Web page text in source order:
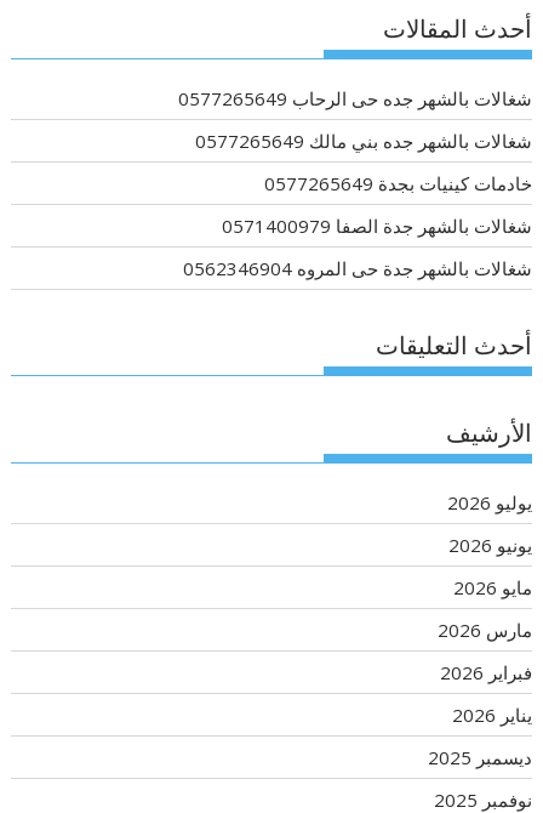
أحدث المقالات
شغالات بالشهر جده حى الرحاب 0577265649
شغالات بالشهر جده بني مالك 0577265649
خادمات كينيات بجدة 0577265649
شغالات بالشهر جدة الصفا 0571400979
شغالات بالشهر جدة حى المروه 0562346904
أحدث التعليقات
الأرشيف
يوليو 2026
يونيو 2026
مايو 2026
مارس 2026
فبراير 2026
يناير 2026
ديسمبر 2025
نوفمبر 2025